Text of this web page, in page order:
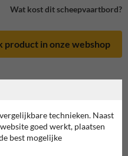
Wat kost dit scheepvaartbord?
product in onze webshop
technieken. Naast
goed werkt, plaatsen
best mogelijke